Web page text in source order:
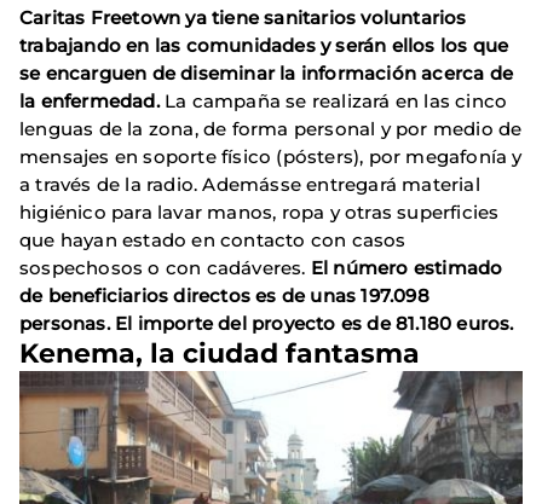
Caritas Freetown ya tiene sanitarios voluntarios
trabajando en las comunidades y serán ellos los que
se encarguen de diseminar la información acerca de
la enfermedad.La campaña se realizará en las cinco
lenguas de la zona, de forma personal y por medio de
mensajes en soporte físico (pósters), por megafonía y
a través de la radio. Ademásse entregará material
higiénico para lavar manos, ropa y otras superficies
que hayan estado en contacto con casos
sospechosos o con cadáveres. El número estimado
de beneficiarios directos es de unas 197.098
personas. El importe del proyecto es de 81.180 euros.
Kenema, la ciudad fantasma